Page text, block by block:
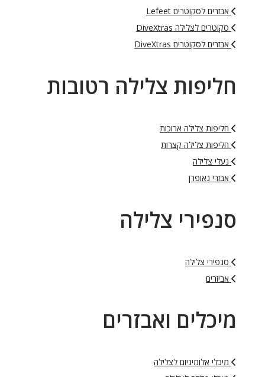
אבזרים לסקוטרים Lefeet
סקוטרים לצלילה DiveXtras
אבזרים לסקוטרים DiveXtras
חליפות צלילה רטובות
חליפות צלילה ארוכות
חליפות צלילה קצרות
נעלי צלילה
אבזרי נאופרן
סנפירי צלילה
סנפירי צלילה
אביזרים
מיכלים ואבזרים
מיכלי אלומיניום לצלילה